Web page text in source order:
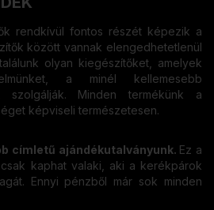
rendkívül fontos részét képezik a
között vannak elengedhetetlenül
olyan kiegészítőket, amelyek
a minél kellemesebb
szolgálják. Minden termékünk a
képviseli természetesen.
címletű ajándékutalványunk. Ez a
kaphat valaki, aki a kerékpárok
Ennyi pénzből már sok minden